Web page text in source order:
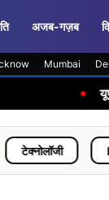
अजब-गज़ब
Mumbai
यूपी में सड़क
Healthcare